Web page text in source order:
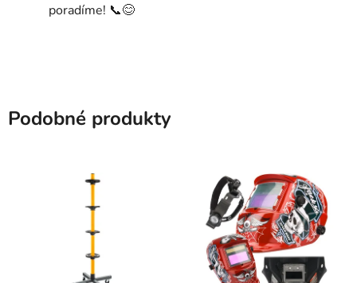
poradíme! 📞😊
Podobné produkty